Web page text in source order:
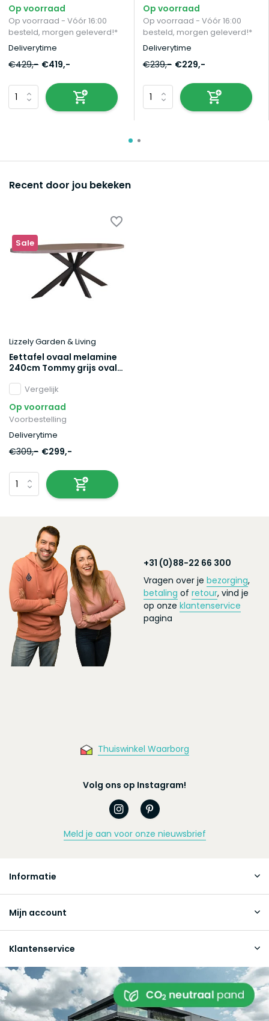
Op voorraad
Op voorraad - Vóór 16:00
besteld, morgen geleverd!*
Deliverytime
€429,- €419,-
Op voorraad
Op voorraad - Vóór 16:00
besteld, morgen geleverd!*
Deliverytime
€239,- €229,-
Recent door jou bekeken
Sale
Lizzely Garden & Living
Eettafel ovaal melamine
240cm Tommy grijs ovale
Vergelijk
Op voorraad
Voorbestelling
Deliverytime
€309,- €299,-
+31 (0)88-22 66 300
Vragen over je bezorging,
betaling of retour, vind je
op onze klantenservice
pagina
Thuiswinkel Waarborg
Volg ons op Instagram!
Meld je aan voor onze nieuwsbrief
Informatie
Mijn account
Klantenservice